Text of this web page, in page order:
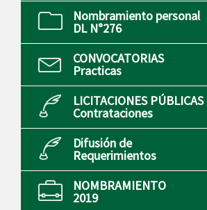
Nombramiento personal
DL N°276
CONVOCATORIAS
Practicas
LICITACIONES PÚBLICAS
Contrataciones
Difusión de
Requerimientos
NOMBRAMIENTO
2019